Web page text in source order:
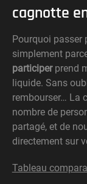
cagnotte
Pourquoi passer
simplement
participerprend
liquide. Sans
rembourser… La
nombre de
partagé, et de
directement sur
Tableau